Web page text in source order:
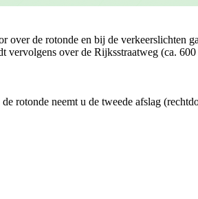
over de rotonde en bij de verkeerslichten
vervolgens over de Rijksstraatweg (ca.
rotonde neemt u de tweede afslag